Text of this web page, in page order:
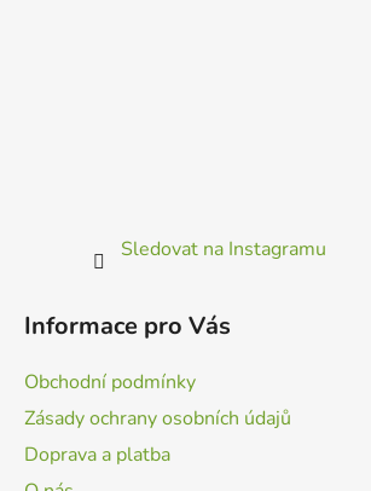
Sledovat na Instagramu
Informace pro Vás
Obchodní podmínky
Zásady ochrany osobních údajů
Doprava a platba